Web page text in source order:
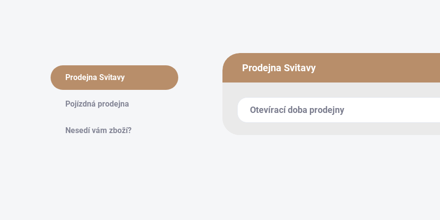
Prodejna Svitavy
Pojízdná prodejna
Nesedí vám zboží?
Prodejna Svitavy
Otevírací doba prodejny